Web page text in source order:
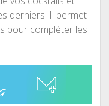
derniers. Il permet
pour compléter les